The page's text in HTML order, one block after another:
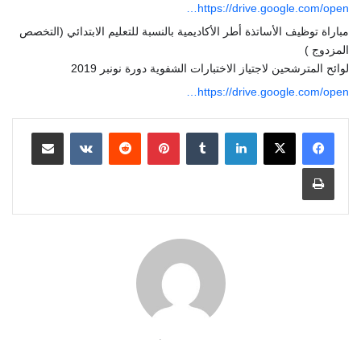
https://drive.google.com/open…
مباراة توظيف الأساتذة أطر الأكاديمية بالنسبة للتعليم الابتدائي (التخصص
المزدوج )
لوائح المترشحين لاجتياز الاختبارات الشفوية دورة نونبر 2019
https://drive.google.com/open…
لينكدإن بينتيريست مشاركة عبر البريد
طباعة